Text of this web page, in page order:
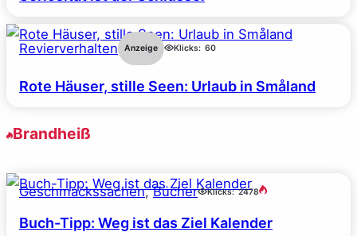
Revierverhalten Anzeige Klicks: 60
Rote Häuser, stille Seen: Urlaub in Småland
Brandheiß
Geschmackssachen, Bücher Klicks: 2478
Buch-Tipp: Weg ist das Ziel Kalender